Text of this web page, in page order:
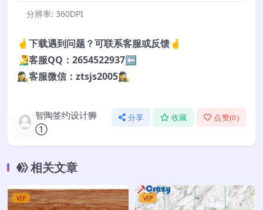
分辨率: 360DPI
🤞下载遇到问题？可联系客服或反馈🤞
🧏‍♂️客服QQ：2654522937⬅️
🕵️‍♀️客服微信：ztsjs2005🕵️‍♀️
智陶签约设计狮
①
分享 收藏 点赞(0)
相关文章
VIP VIP